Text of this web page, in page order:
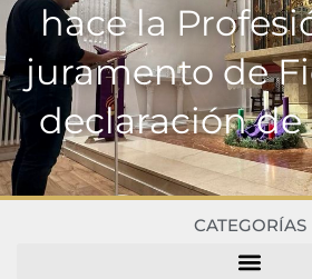
hace la
juramento de
declaración
CATEGORÍAS